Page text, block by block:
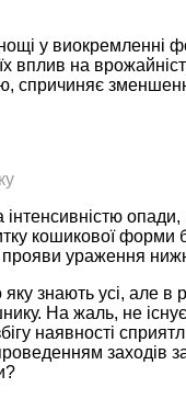
у виокремленні
вплив на
інтенсивністю
кошикової форми
прояви ураження
знають усі, але в
На жаль, не існує
наявності
заходів